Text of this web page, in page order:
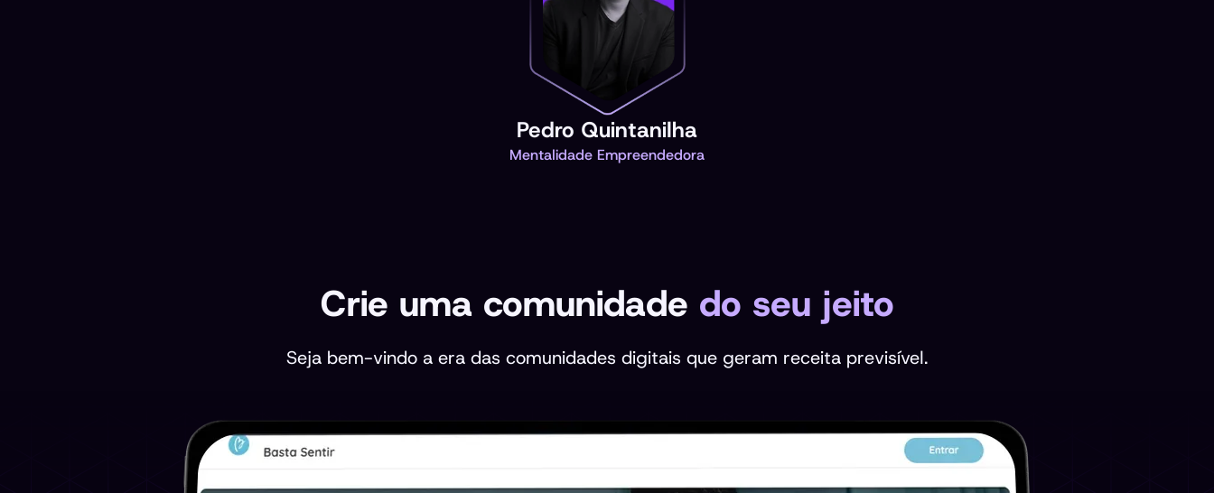
Pedro Quintanilha
Mentalidade Empreendedora
Crie uma comunidade do seu jeito
Seja bem-vindo a era das comunidades digitais que geram receita previsível.